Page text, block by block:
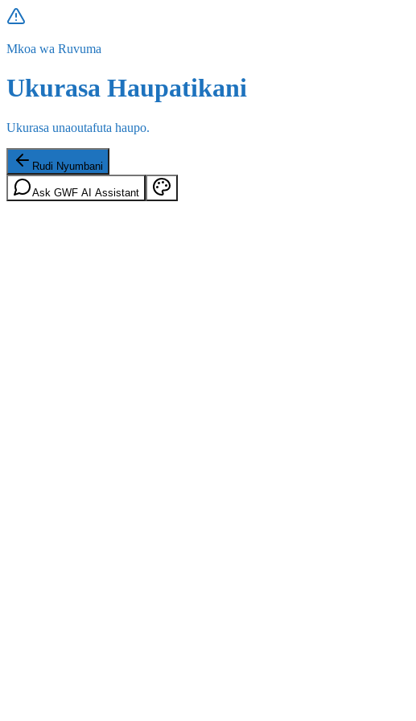
Mkoa wa Ruvuma
Ukurasa Haupatikani
Ukurasa unaoutafuta haupo.
Rudi Nyumbani
Ask GWF AI Assistant